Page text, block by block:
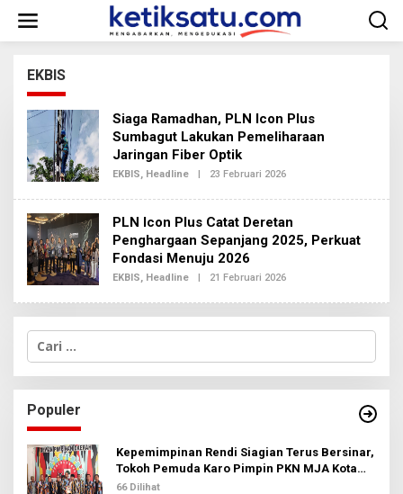
w
EKBIS
Siaga Ramadhan, PLN Icon Plus
Sumbagut Lakukan Pemeliharaan
Jaringan Fiber Optik
EKBIS, Headline | 23 Februari 2026
E
R
E
I
PLN Icon Plus Catat Deretan
Penghargaan Sepanjang 2025, Perkuat
Fondasi Menuju 2026
EKBIS, Headline | 21 Februari 2026
E
H
R
A
K
S
C
i
u
n
t
u
k
:
Populer
Kepemimpinan Rendi Siagian Terus Bersinar,
Tokoh Pemuda Karo Pimpin PKN MJA Kota
Medan
66 Dilihat